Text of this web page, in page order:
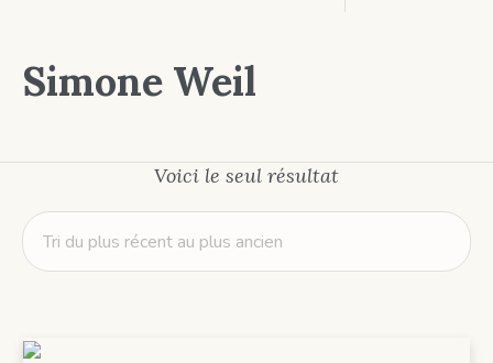
Simone Weil
Voici le seul résultat